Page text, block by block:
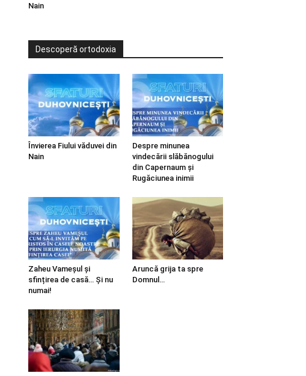
Nain
Descoperă ortodoxia
Învierea Fiului văduvei din
Nain
Despre minunea
vindecării slăbănogului
din Capernaum și
Rugăciunea inimii
Zaheu Vameșul și
sfințirea de casă… Și nu
numai!
Aruncă grija ta spre
Domnul…